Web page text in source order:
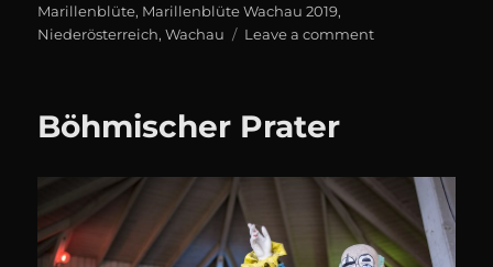
on
Marillenblüte, Marillenblüte Wachau 2019,
Niederösterreich,Wachau Leave a commenton
Böhmischer Prater